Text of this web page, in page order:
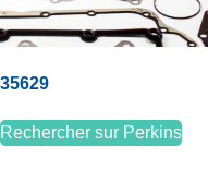
35629
Rechercher sur Perkins